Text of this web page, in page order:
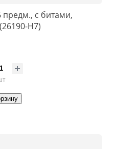
предм., с битами,
H7)